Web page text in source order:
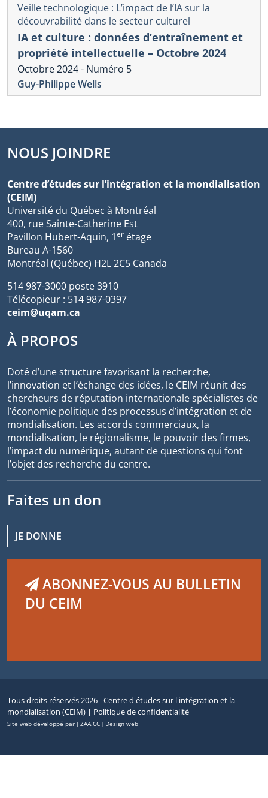
Veille technologique : L’impact de l’IA sur la
découvrabilité dans le secteur culturel
IA et culture : données d’entraînement et
propriété intellectuelle – Octobre 2024
Octobre 2024 - Numéro 5
Guy-Philippe Wells
NOUS JOINDRE
Centre d’études sur l’intégration et la mondialisation
(CEIM)
Université du Québec à Montréal
400, rue Sainte-Catherine Est
Pavillon Hubert-Aquin, 1er étage
Bureau A-1560
Montréal (Québec) H2L 2C5 Canada
514 987-3000 poste 3910
Télécopieur : 514 987-0397
ceim@uqam.ca
À PROPOS
Doté d’une structure favorisant la recherche,
l’innovation et l’échange des idées, le CEIM réunit des
chercheurs de réputation internationale spécialistes de
l’économie politique des processus d’intégration et de
mondialisation. Les accords commerciaux, la
mondialisation, le régionalisme, le pouvoir des firmes,
l’impact du numérique, autant de questions qui font
l’objet des recherche du centre.
Faites un don
JE DONNE
ABONNEZ-VOUS AU BULLETIN
DU CEIM
Tous droits réservés 2026 - Centre d'études sur l'intégration et la
mondialisation (CEIM) | Politique de confidentialité
Site web développé par [ ZAA.CC ] Design web